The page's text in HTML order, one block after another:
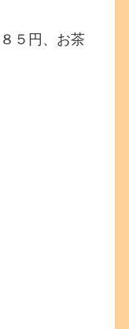
５円、お茶